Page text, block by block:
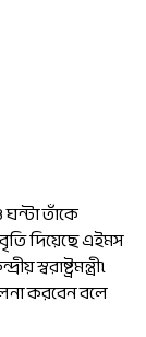
তাঁকে
দিয়েছে এইমস
স্বরাষ্ট্রমন্ত্রী৷
করবেন বলে